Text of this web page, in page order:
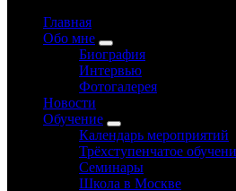
Главная
Обо мне
Биография
Интервью
Фотогалерея
Новости
Обучение
Календарь мероприятий
Трёхступенчатое
Семинары
Школа в Москве